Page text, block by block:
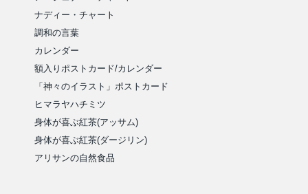
ナディー・チャート
調和の言葉
カレンダー
額入りポストカード/カレンダー
「神々のイラスト」ポストカード
ヒマラヤハチミツ
身体が喜ぶ紅茶(アッサム)
身体が喜ぶ紅茶(ダージリン)
アリサンの自然食品